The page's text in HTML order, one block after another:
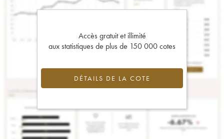
Accès gratuit et illimité
aux statistiques de plus de 150 000 cotes
DÉTAILS DE LA COTE